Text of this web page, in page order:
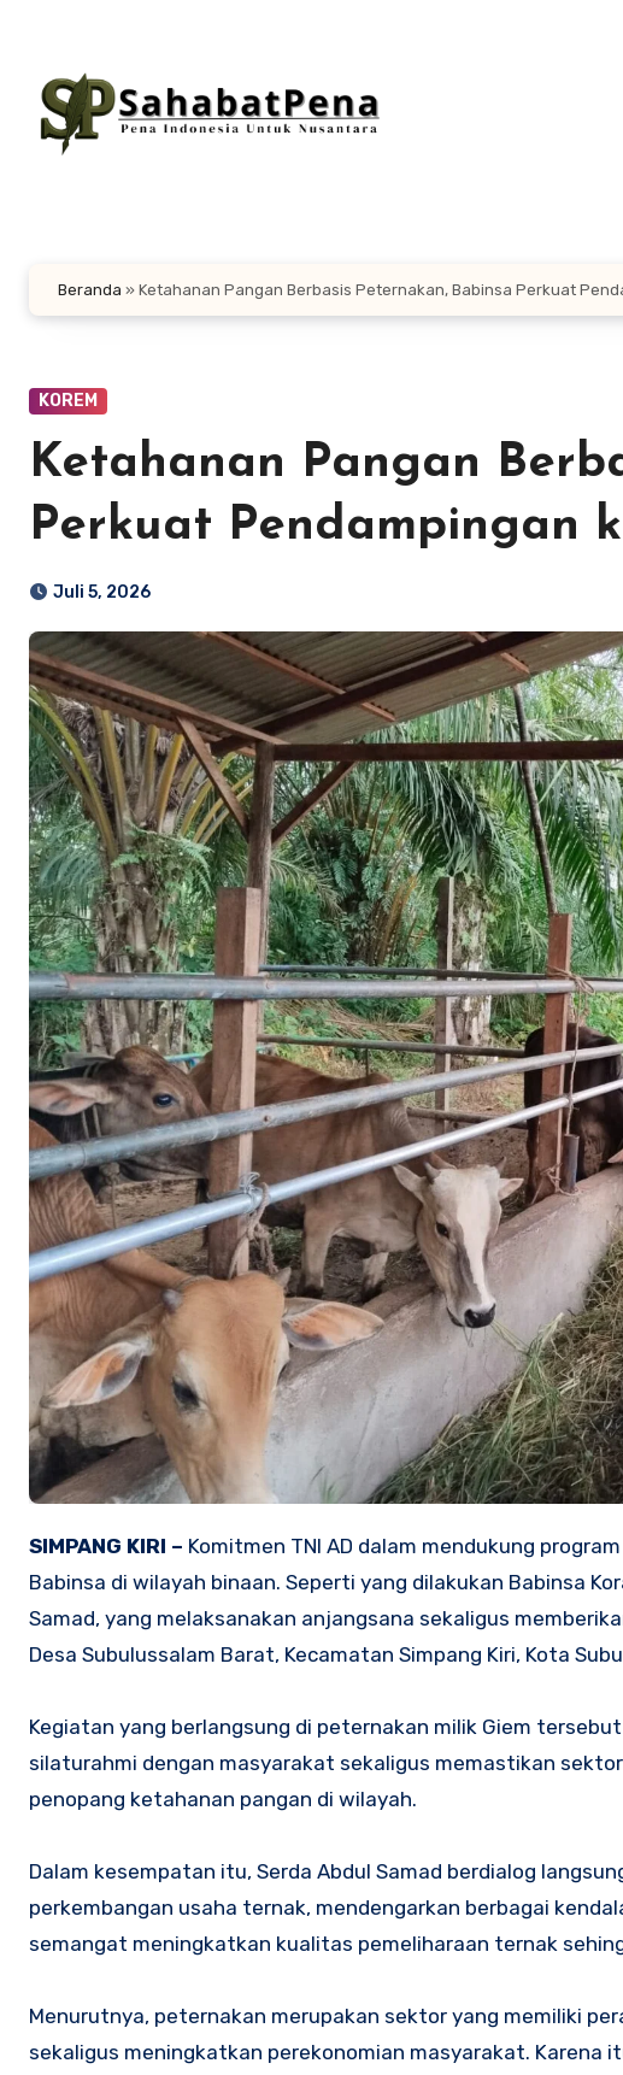
konten
Beranda » Ketahanan Pangan Berbasis Peternakan, Babinsa Perkuat
KOREM
Ketahanan Pangan
Perkuat Pendampingan
Juli 5, 2026
SIMPANG KIRI – Komitmen TNI AD dalam mendukung
Babinsa di wilayah binaan. Seperti yang dilakukan Babinsa
Samad, yang melaksanakan anjangsana sekaligus
Desa Subulussalam Barat, Kecamatan Simpang Kiri, Kota
Kegiatan yang berlangsung di peternakan milik Giem
silaturahmi dengan masyarakat sekaligus memastikan
penopang ketahanan pangan di wilayah.
Dalam kesempatan itu, Serda Abdul Samad berdialog
perkembangan usaha ternak, mendengarkan berbagai
semangat meningkatkan kualitas pemeliharaan ternak
Menurutnya, peternakan merupakan sektor yang memiliki
sekaligus meningkatkan perekonomian masyarakat. Karena